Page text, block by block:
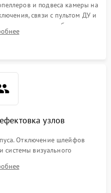
и подвеса камеры на
связи с пультом ДУ и
логов ошибок через
характера неисправности.
узлов
Отключение шлейфов
системы визуального
полетного контроллера,
бесколлекторных моторов на